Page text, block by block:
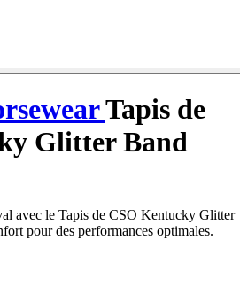
Tapis de
Glitter Band
avec le Tapis de CSO Kentucky Glitter
pour des performances optimales.